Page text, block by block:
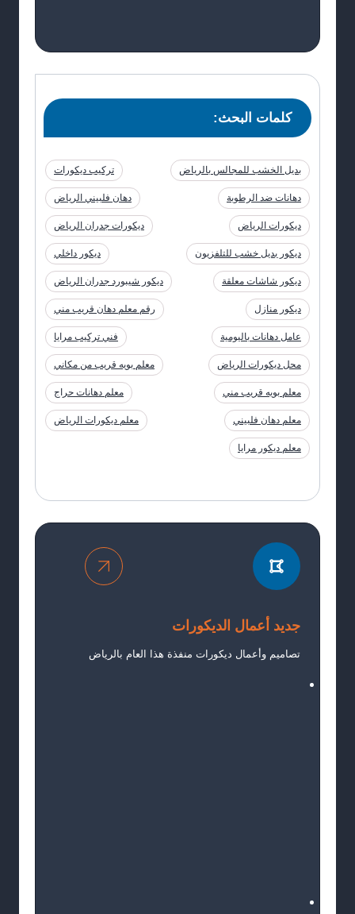
كلمات البحث:
بديل الخشب للمجالس بالرياض تركيب ديكورات
دهانات ضد الرطوبة دهان فلبيني الرياض
ديكورات الرياض ديكورات جدران الرياض
ديكور بديل خشب للتلفزيون ديكور داخلي
ديكور شاشات معلقة ديكور شيبورد جدران الرياض
ديكور منازل رقم معلم دهان قريب مني
عامل دهانات باليومية فني تركيب مرايا
محل ديكورات الرياض معلم بويه قريب من مكاني
معلم بويه قريب مني معلم دهانات حراج
معلم دهان فلبيني معلم ديكورات الرياض
معلم ديكور مرايا
جديد أعمال الديكورات
تصاميم وأعمال ديكورات منفذة هذا العام بالرياض